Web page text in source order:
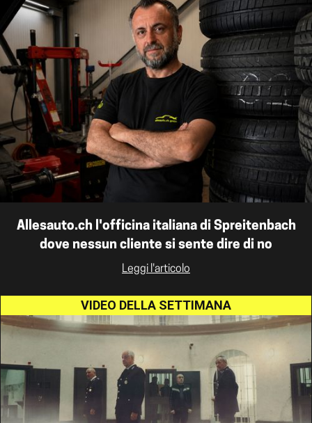
Allesauto.ch l'officina italiana di Spreitenbach
dove nessun cliente si sente dire di no
Leggi l'articolo
VIDEO DELLA SETTIMANA